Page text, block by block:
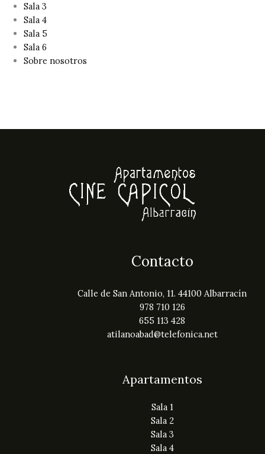
Sala 3
Sala 4
Sala 5
Sala 6
Sobre nosotros
Contacto
Calle de San Antonio, 11. 44100 Albarracín
978 710 126
655 113 428
atilanoabad@telefonica.net
Apartamentos
Sala 1
Sala 2
Sala 3
Sala 4